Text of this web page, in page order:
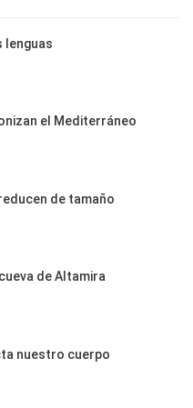
lenguas
el Mediterráneo
de tamaño
de Altamira
nuestro cuerpo